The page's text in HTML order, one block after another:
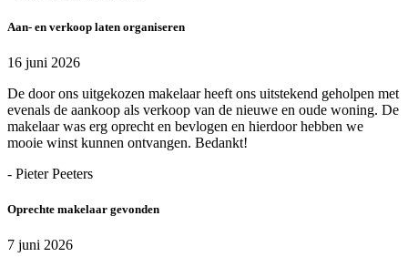
Aan- en verkoop laten organiseren
16 juni 2026
De door ons uitgekozen makelaar heeft ons uitstekend geholpen met
evenals de aankoop als verkoop van de nieuwe en oude woning. De
makelaar was erg oprecht en bevlogen en hierdoor hebben we
mooie winst kunnen ontvangen. Bedankt!
- Pieter Peeters
Oprechte makelaar gevonden
7 juni 2026